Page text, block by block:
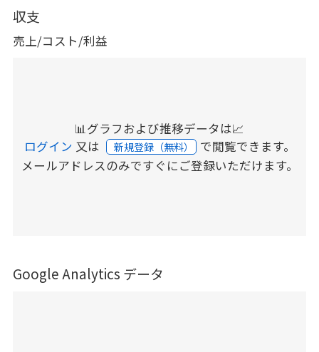
収支
売上/コスト/利益
📊グラフおよび推移データは📈
ログイン 又は 新規登録（無料） で閲覧できます。
メールアドレスのみですぐにご登録いただけます。
Google Analytics データ